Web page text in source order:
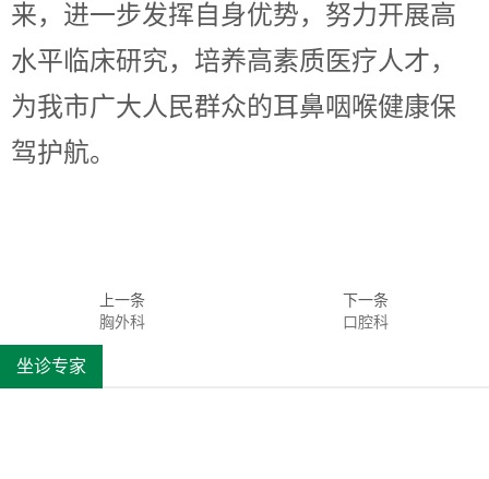
来，进一步发挥自身优势，努力开展高
水平临床研究，培养高素质医疗人才，
为我市广大人民群众的耳鼻咽喉健康保
驾护航。
上一条
胸外科
下一条
口腔科
坐诊专家